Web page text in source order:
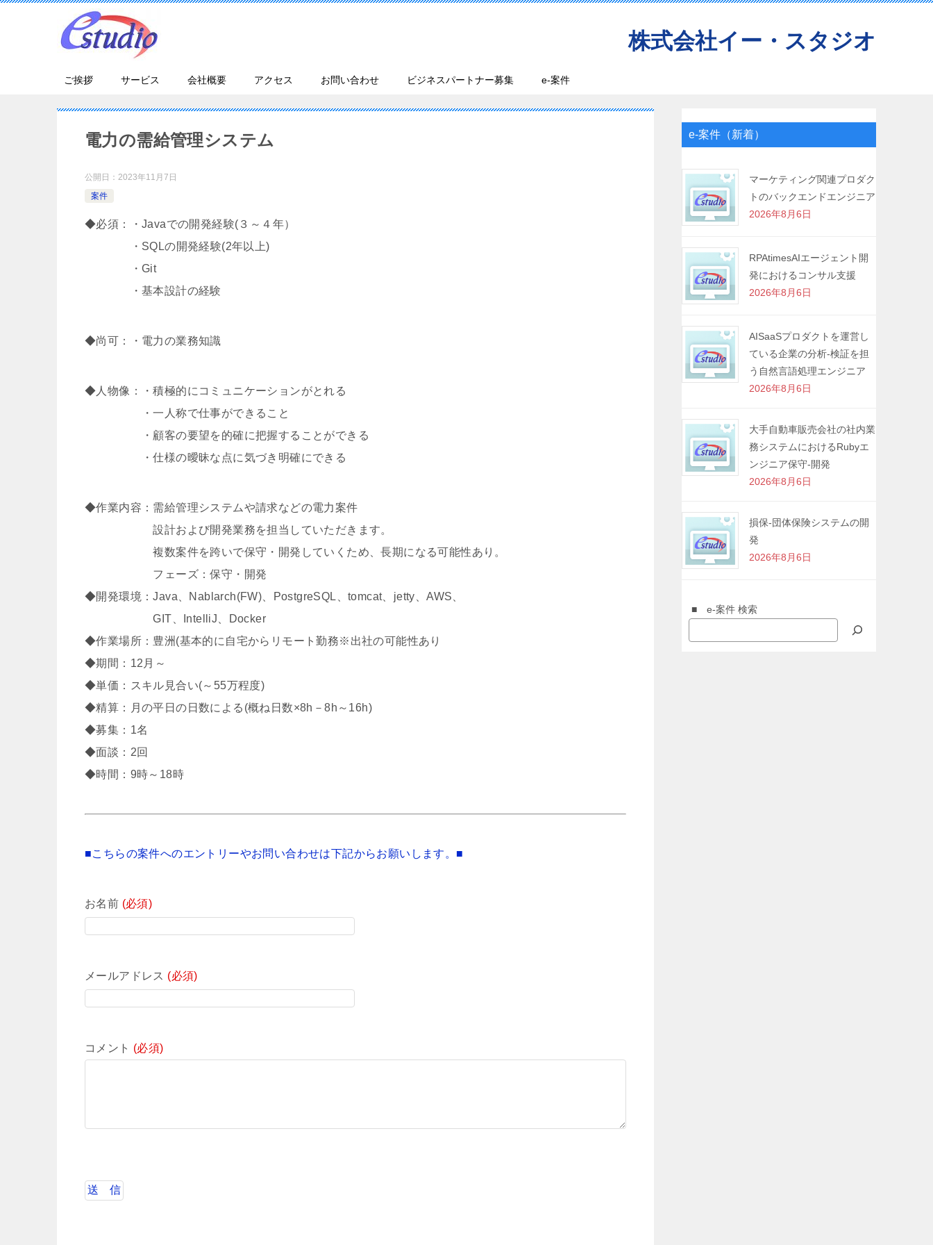
株式会社イー・スタジオ
ご挨拶 サービス 会社概要 アクセス お問い合わせ ビジネスパートナー募集 e-案件
電力の需給管理システム
公開日： 2023年11月7日
案件
◆必須：・Javaでの開発経験(３～４年）
・SQLの開発経験(2年以上)
・Git
・基本設計の経験
◆尚可：・電力の業務知識
◆人物像：・積極的にコミュニケーションがとれる
・一人称で仕事ができること
・顧客の要望を的確に把握することができる
・仕様の曖昧な点に気づき明確にできる
◆作業内容：需給管理システムや請求などの電力案件
設計および開発業務を担当していただきます。
複数案件を跨いで保守・開発していくため、長期になる可能性あり。
フェーズ：保守・開発
◆開発環境：Java、Nablarch(FW)、PostgreSQL、tomcat、jetty、AWS、
GIT、IntelliJ、Docker
◆作業場所：豊洲(基本的に自宅からリモート勤務※出社の可能性あり
◆期間：12月～
◆単価：スキル見合い(～55万程度)
◆精算：月の平日の日数による(概ね日数×8h－8h～16h)
◆募集：1名
◆面談：2回
◆時間：9時～18時
■こちらの案件へのエントリーやお問い合わせは下記からお願いします。■
お名前 (必須)
メールアドレス (必須)
コメント (必須)
e-案件（新着）
マーケティング関連プロダク
トのバックエンドエンジニア
2026年8月6日
RPAtimesAIエージェント開
発におけるコンサル支援
2026年8月6日
AISaaSプロダクトを運営し
ている企業の分析-検証を担
う自然言語処理エンジニア
2026年8月6日
大手自動車販売会社の社内業
務システムにおけるRubyエ
ンジニア保守-開発
2026年8月6日
損保-団体保険システムの開
発
2026年8月6日
■ e-案件 検索